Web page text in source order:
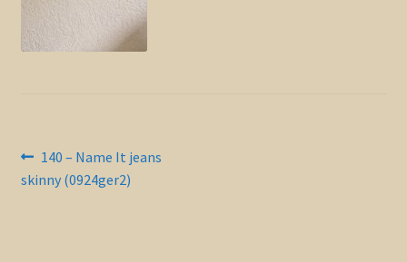
Bericht
navigatie
Vorig
bericht:
140 – Name It jeans
skinny (0924ger2)